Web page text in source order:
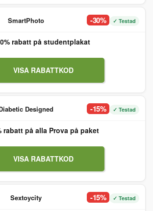
SmartPhoto -30% ✓ Testad
rabatt på studentplakat
VISA RABATTKOD
Designed -15% ✓ Testad
rabatt på alla Prova på paket
VISA RABATTKOD
Sextoycity -15% ✓ Testad